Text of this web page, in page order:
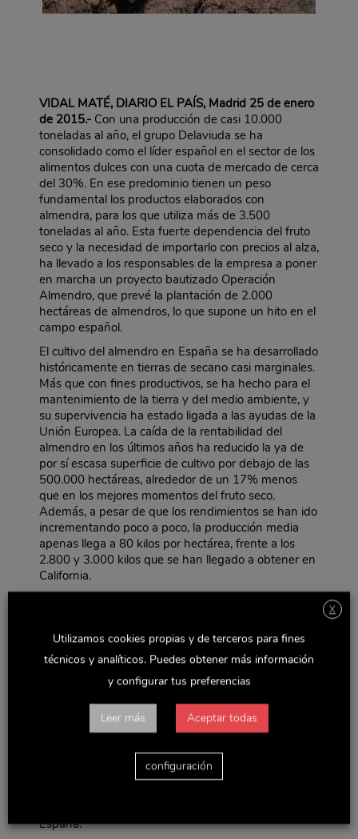
VIDAL MATÉ, DIARIO EL PAÍS, Madrid 25 de enero
de 2015.- Con una producción de casi 10.000
toneladas al año, el grupo Delaviuda se ha
consolidado como el líder español en el sector de los
alimentos dulces con una cuota de mercado de cerca
del 30%. En ese predominio tienen un peso
fundamental los productos elaborados con
almendra, para los que utiliza más de 3.500
toneladas al año. Esta fuerte dependencia del fruto
seco y la necesidad de importarlo con precios al alza,
ha llevado a los responsables de la empresa a poner
en marcha un proyecto bautizado Operación
Almendro, que prevé la plantación de 2.000
hectáreas de almendros, lo que supone un hito en el
campo español.
El cultivo del almendro en España se ha desarrollado
históricamente en tierras de secano casi marginales.
Más que con fines productivos, se ha hecho para el
mantenimiento de la tierra y del medio ambiente, y
su supervivencia ha estado ligada a las ayudas de la
Unión Europea. La caída de la rentabilidad del
almendro en los últimos años ha reducido la ya de
por sí escasa superficie de cultivo por debajo de las
500.000 hectáreas, alrededor de un 17% menos
que en los mejores momentos del fruto seco.
Además, a pesar de que los rendimientos se han ido
incrementando poco a poco, la producción media
apenas llega a 80 kilos por hectárea, frente a los
2.800 y 3.000 kilos que se han llegado a obtener en
California.
basado en explotaciones intensivas y siempre de
regadío. La superficie dedicada al almendro en
California se ha incrementado un 50% en los últimos
años, hasta alcanzar las 350.000 hectáreas. Gracias
almendras que se consumen en el mundo se
producen en Estados Unidos: 900.000 toneladas en
Instituto de Cultivadores de Almendra de California.
Australia, que está en pleno proceso de adopción del
España.
X
Utilizamos cookies propias y de terceros para fines
técnicos y analíticos. Puedes obtener más información
y configurar tus preferencias
Leer más Aceptar todas
configuración